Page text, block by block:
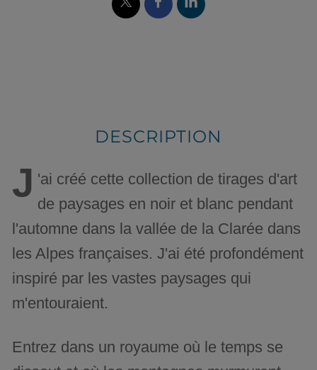
DESCRIPTION
J 'ai créé cette collection de tirages d'art
de paysages en noir et blanc pendant
l'automne dans la vallée de la Clarée dans
les Alpes françaises. J'ai été profondément
inspiré par les vastes paysages qui
m'entouraient.
Entrez dans un royaume où le temps se